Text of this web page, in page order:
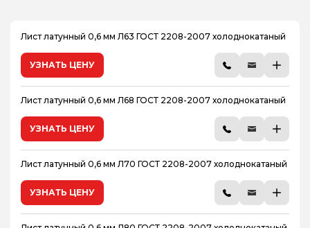
5
5.5
6
7
8
9
10
11
12
13
Лист латунный 0,6 мм Л63 ГОСТ 2208-2007 холоднокатаный
УЗНАТЬ ЦЕНУ
Лист латунный 0,6 мм Л68 ГОСТ 2208-2007 холоднокатаный
УЗНАТЬ ЦЕНУ
Лист латунный 0,6 мм Л70 ГОСТ 2208-2007 холоднокатаный
УЗНАТЬ ЦЕНУ